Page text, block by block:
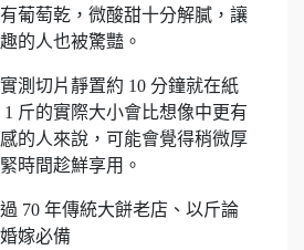
葡萄乾，微酸甜十分解膩，讓
的人也被驚豔。
測切片靜置約 10 分鐘就在紙
斤的實際大小會比想像中更有
的人來說，可能會覺得稍微厚
時間趁鮮享用。
70 年傳統大餅老店、以斤論
嫁必備